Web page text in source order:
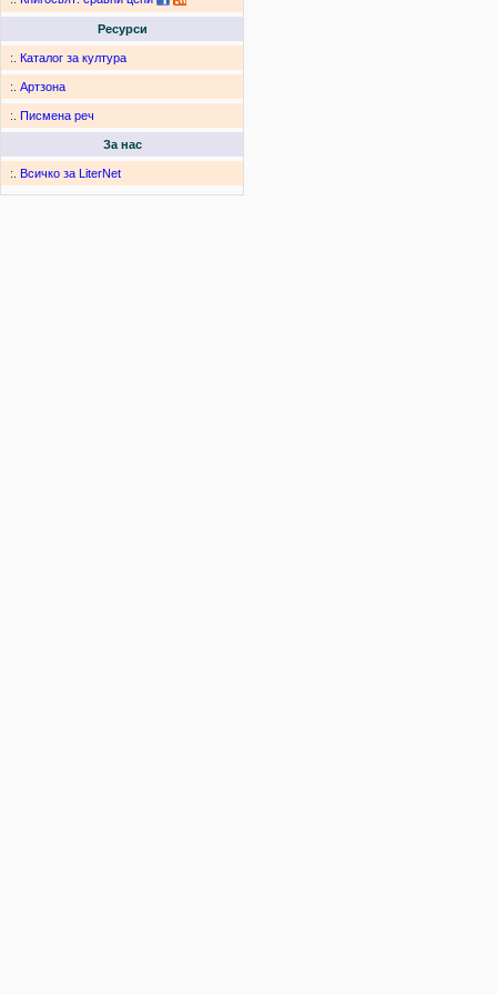
Ресурси
:. Каталог за култура
:. Артзона
:. Писмена реч
За нас
:. Всичко за LiterNet